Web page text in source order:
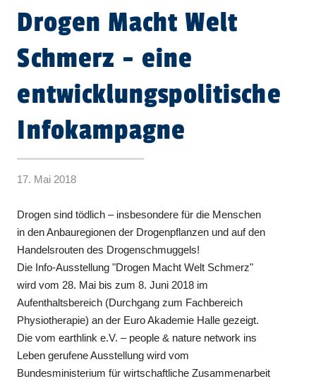
Drogen Macht Welt
Schmerz - eine
entwicklungspolitische
Infokampagne
17. Mai 2018
Drogen sind tödlich – insbesondere für die Menschen
in den Anbauregionen der Drogenpflanzen und auf den
Handelsrouten des Drogenschmuggels!
Die Info-Ausstellung "Drogen Macht Welt Schmerz"
wird vom 28. Mai bis zum 8. Juni 2018 im
Aufenthaltsbereich (Durchgang zum Fachbereich
Physiotherapie) an der Euro Akademie Halle gezeigt.
Die vom earthlink e.V. – people & nature network ins
Leben gerufene Ausstellung wird vom
Bundesministerium für wirtschaftliche Zusammenarbeit